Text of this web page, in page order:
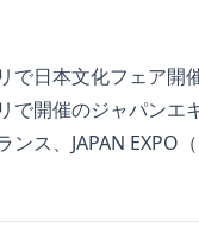
で日本文化フェア開
で開催のジャパンエ
ンス、JAPAN EXPO